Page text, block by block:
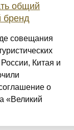
общий
бренд
совещания
Китая и
о
«Великий